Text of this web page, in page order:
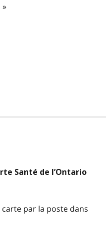
Santé de l’Ontario
par la poste dans